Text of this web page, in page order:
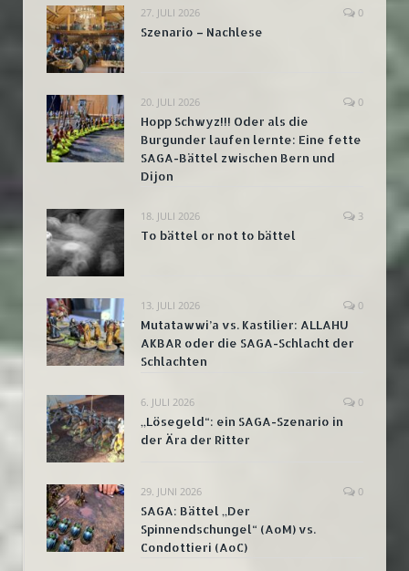
27. JULI 2026 0
Szenario – Nachlese
20. JULI 2026 0
Hopp Schwyz!!! Oder als die
Burgunder laufen lernte: Eine fette
SAGA-Bättel zwischen Bern und
Dijon
18. JULI 2026 3
To bättel or not to bättel
13. JULI 2026 0
Mutatawwi’a vs. Kastilier: ALLAHU
AKBAR oder die SAGA-Schlacht der
Schlachten
6. JULI 2026 0
„Lösegeld“: ein SAGA-Szenario in
der Ära der Ritter
29. JUNI 2026 0
SAGA: Bättel „Der
Spinnendschungel“ (AoM) vs.
Condottieri (AoC)